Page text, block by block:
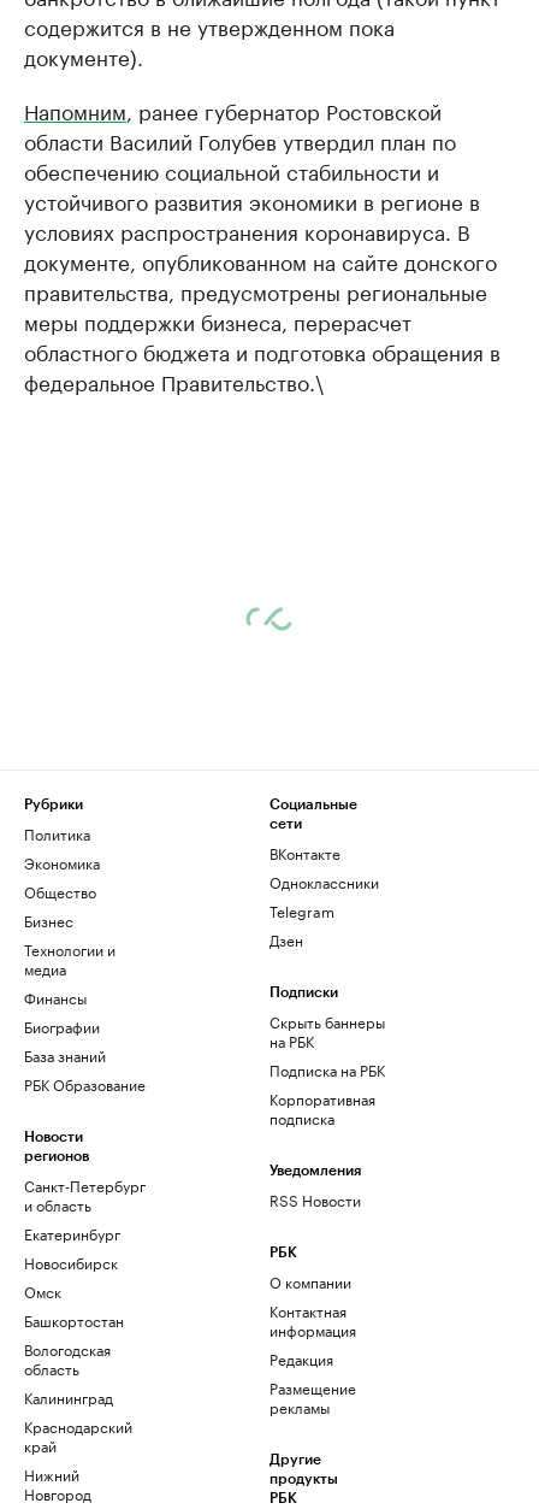
содержится в не утвержденном пока
документе).
Напомним, ранее губернатор Ростовской
области Василий Голубев утвердил план по
обеспечению социальной стабильности и
устойчивого развития экономики в регионе в
условиях распространения коронавируса. В
документе, опубликованном на сайте донского
правительства, предусмотрены региональные
меры поддержки бизнеса, перерасчет
областного бюджета и подготовка обращения в
федеральное Правительство.\
Рубрики
Политика
Экономика
Общество
Бизнес
Технологии и
медиа
Финансы
Биографии
База знаний
РБК Образование
Новости
регионов
Санкт-Петербург
и область
Екатеринбург
Новосибирск
Омск
Башкортостан
Вологодская
область
Калининград
Краснодарский
край
Нижний
Новгород
Социальные
сети
ВКонтакте
Одноклассники
Telegram
Дзен
Подписки
Скрыть баннеры
на РБК
Подписка на РБК
Корпоративная
подписка
Уведомления
RSS Новости
РБК
О компании
Контактная
информация
Редакция
Размещение
рекламы
Другие
продукты
РБК